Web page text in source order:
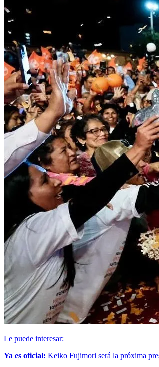
Le puede interesar:
Ya es oficial: Keiko Fujimori será la próxima